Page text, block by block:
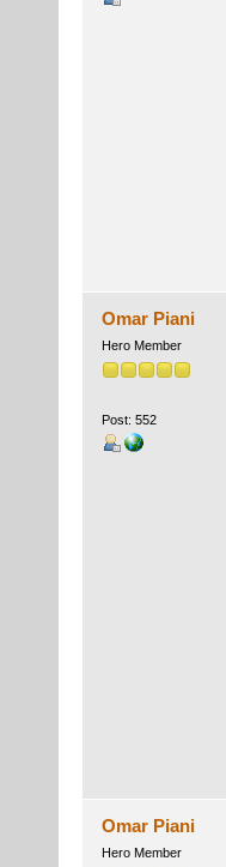
Omar Piani
Hero Member
Post: 552
Omar Piani
Hero Member